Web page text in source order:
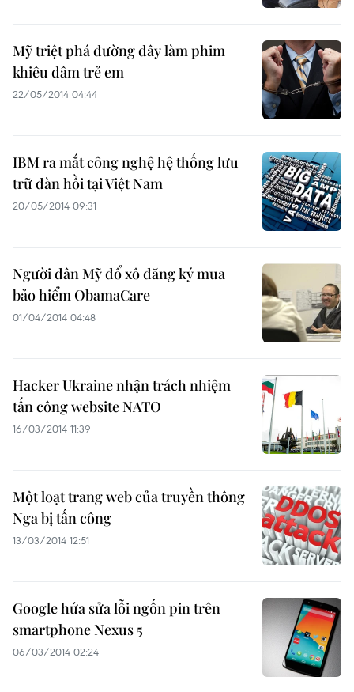
Mỹ triệt phá đường dây làm phim
khiêu dâm trẻ em
22/05/2014 04:44
IBM ra mắt công nghệ hệ thống lưu
trữ đàn hồi tại Việt Nam
20/05/2014 09:31
Người dân Mỹ đổ xô đăng ký mua
bảo hiểm ObamaCare
01/04/2014 04:48
Hacker Ukraine nhận trách nhiệm
tấn công website NATO
16/03/2014 11:39
Một loạt trang web của truyền thông
Nga bị tấn công
13/03/2014 12:51
Google hứa sửa lỗi ngốn pin trên
smartphone Nexus 5
06/03/2014 02:24